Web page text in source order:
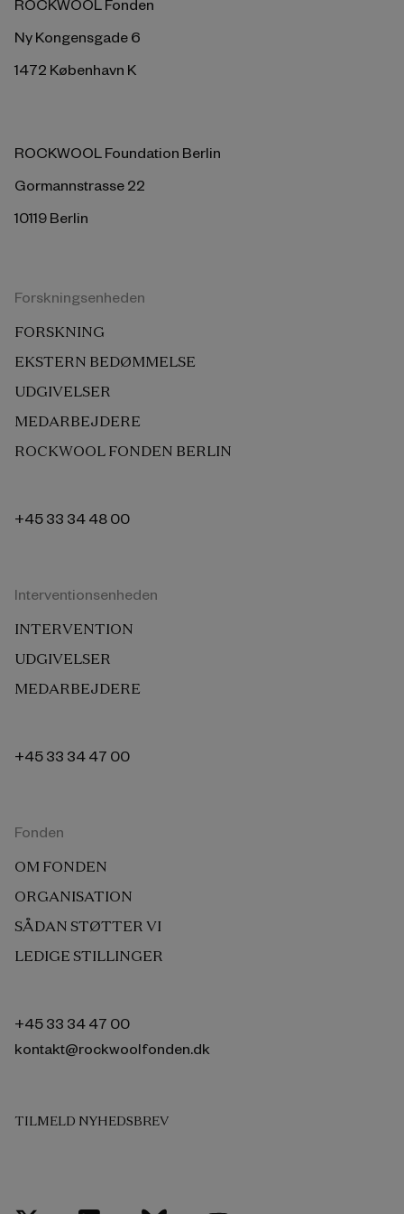
ROCKWOOL Fonden
Ny Kongensgade 6
1472 København K
ROCKWOOL Foundation Berlin
Gormannstrasse 22
10119 Berlin
Forskningsenheden
FORSKNING
EKSTERN BEDØMMELSE
UDGIVELSER
MEDARBEJDERE
ROCKWOOL FONDEN BERLIN
+45 33 34 48 00
Interventionsenheden
INTERVENTION
UDGIVELSER
MEDARBEJDERE
+45 33 34 47 00
Fonden
OM FONDEN
ORGANISATION
SÅDAN STØTTER VI
LEDIGE STILLINGER
+45 33 34 47 00
kontakt@rockwoolfonden.dk
TILMELD NYHEDSBREV